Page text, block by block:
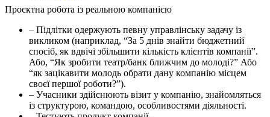
Проєктна робота із реальною компанією
– Підлітки одержують певну управлінську задачу із
викликом (наприклад, “За 5 днів знайти бюджетний
спосіб, як вдвічі збільшити кількість клієнтів компанії”.
Або, “Як зробити театр/банк ближчим до молоді?” Або
“як зацікавити молодь обрати дану компанію місцем
своєї першої роботи?”).
– Учасники здійснюють візит у компанію, знайомляться
із структурою, командою, особливостями діяльності.